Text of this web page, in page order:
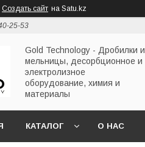
Создать сайт на Satu.kz
25-53
Gold Technology - Дробилки и
мельницы, десорбционное и
электролизное
оборудование, химия и
материалы
КАТАЛОГ О НАС